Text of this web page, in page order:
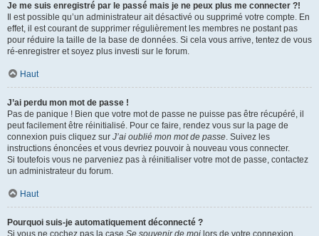
Je me suis enregistré par le passé mais je ne peux plus me connecter ?!
Il est possible qu’un administrateur ait désactivé ou supprimé votre compte. En
effet, il est courant de supprimer régulièrement les membres ne postant pas
pour réduire la taille de la base de données. Si cela vous arrive, tentez de vous
ré-enregistrer et soyez plus investi sur le forum.
Haut
J’ai perdu mon mot de passe !
Pas de panique ! Bien que votre mot de passe ne puisse pas être récupéré, il
peut facilement être réinitialisé. Pour ce faire, rendez vous sur la page de
connexion puis cliquez sur J’ai oublié mon mot de passe. Suivez les
instructions énoncées et vous devriez pouvoir à nouveau vous connecter.
Si toutefois vous ne parveniez pas à réinitialiser votre mot de passe, contactez
un administrateur du forum.
Haut
Pourquoi suis-je automatiquement déconnecté ?
Si vous ne cochez pas la case Se souvenir de moi lors de votre connexion,